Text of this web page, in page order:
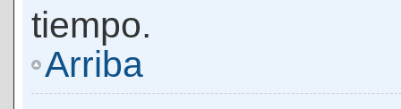
tiempo.
Arriba